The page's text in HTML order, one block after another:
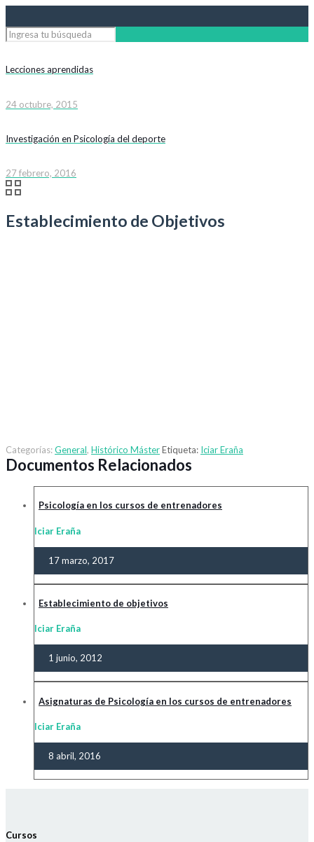
Lecciones aprendidas
24 octubre, 2015
Investigación en Psicología del deporte
27 febrero, 2016
Establecimiento de Objetivos
Categorías:General, Histórico MásterEtiqueta: Iciar Eraña
Documentos Relacionados
Psicología en los cursos de entrenadores
Iciar Eraña
17 marzo, 2017
Establecimiento de objetivos
Iciar Eraña
1 junio, 2012
Asignaturas de Psicología en los cursos de entrenadores
Iciar Eraña
8 abril, 2016
Cursos